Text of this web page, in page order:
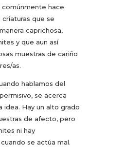
comúnmente hace
que se
caprichosa,
y que aun así
muestras de cariño
as.
hablamos del
se acerca
idea. Hay un alto grado
de afecto, pero
ni hay
se actúa mal.